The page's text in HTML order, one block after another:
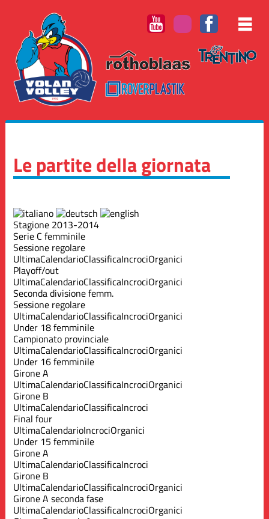
Le partite della giornata
Stagione 2013-2014
Serie C femminile
Sessione regolare
UltimaCalendarioClassificaIncrociOrganici
Playoff/out
UltimaCalendarioClassificaIncrociOrganici
Seconda divisione femm.
Sessione regolare
UltimaCalendarioClassificaIncrociOrganici
Under 18 femminile
Campionato provinciale
UltimaCalendarioClassificaIncrociOrganici
Under 16 femminile
Girone A
UltimaCalendarioClassificaIncrociOrganici
Girone B
UltimaCalendarioClassificaIncroci
Final four
UltimaCalendarioIncrociOrganici
Under 15 femminile
Girone A
UltimaCalendarioClassificaIncroci
Girone B
UltimaCalendarioClassificaIncrociOrganici
Girone A seconda fase
UltimaCalendarioClassificaIncrociOrganici